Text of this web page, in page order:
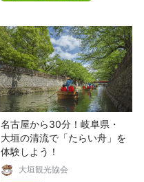
名古屋から30分！岐阜県・
大垣の清流で「たらい舟」を
体験しよう！
大垣観光協会